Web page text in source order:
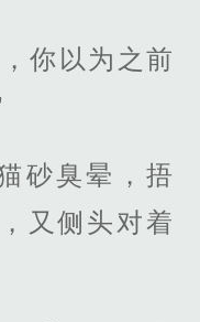
你以为之前
砂臭晕，捂
又侧头对着